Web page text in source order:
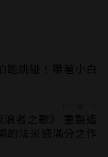
跑跳碰！帶著小白
者之歌》 重製遙
的法米通滿分之作